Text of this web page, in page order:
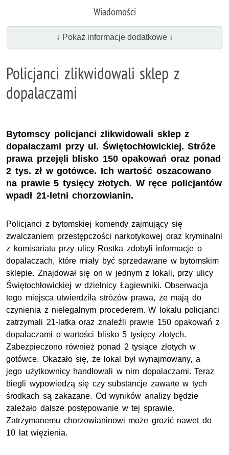
Wiadomości
↓ Pokaż informacje dodatkowe ↓
Policjanci zlikwidowali sklep z
dopalaczami
Bytomscy policjanci zlikwidowali sklep z
dopalaczami przy ul. Świętochłowickiej. Stróże
prawa przejęli blisko 150 opakowań oraz ponad
2 tys. zł w gotówce. Ich wartość oszacowano
na prawie 5 tysięcy złotych. W ręce policjantów
wpadł 21-letni chorzowianin.
Policjanci z bytomskiej komendy zajmujący się
zwalczaniem przestępczości narkotykowej oraz kryminalni
z komisariatu przy ulicy Rostka zdobyli informacje o
dopalaczach, które miały być sprzedawane w bytomskim
sklepie. Znajdował się on w jednym z lokali, przy ulicy
Świętochłowickiej w dzielnicy Łagiewniki. Obserwacja
tego miejsca utwierdziła stróżów prawa, że mają do
czynienia z nielegalnym procederem. W lokalu policjanci
zatrzymali 21-latka oraz znaleźli prawie 150 opakowań z
dopalaczami o wartości blisko 5 tysięcy złotych.
Zabezpieczono również ponad 2 tysiące złotych w
gotówce. Okazało się, że lokal był wynajmowany, a
jego użytkownicy handlowali w nim dopalaczami. Teraz
biegli wypowiedzą się czy substancje zawarte w tych
środkach są zakazane. Od wyników analizy będzie
zależało dalsze postępowanie w tej sprawie.
Zatrzymanemu chorzowianinowi może grozić nawet do
10 lat więzienia.